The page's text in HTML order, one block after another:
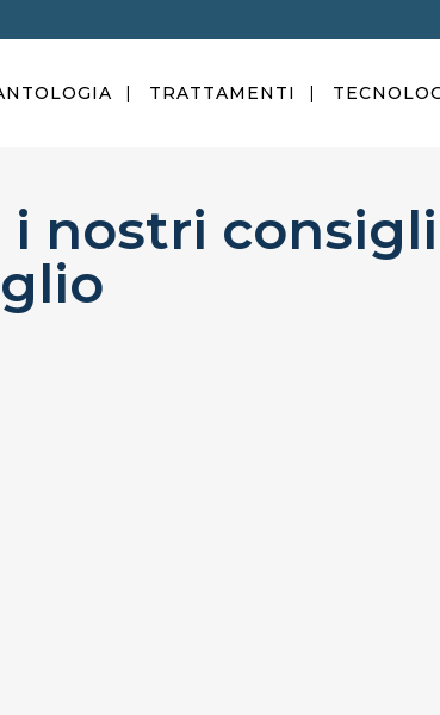
TRATTAMENTI
i nostri consigli